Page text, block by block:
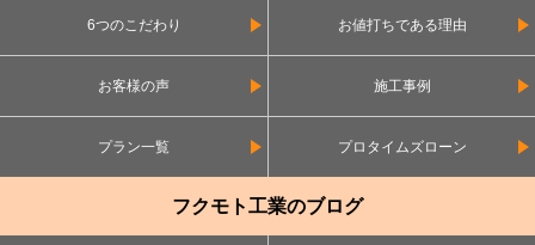
6つのこだわり お値打ちである理由
お客様の声 施工事例
プラン一覧 プロタイムズローン
フクモト工業のブログ